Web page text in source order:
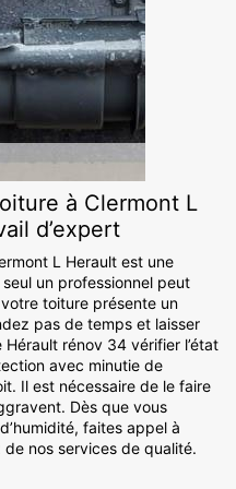
à Clermont L
d’expert
L Herault est une
un professionnel peut
toiture présente un
pas de temps et laisser
rénov 34 vérifier l’état
avec minutie de
Il est nécessaire de le faire
Dès que vous
faites appel à
nos services de qualité.